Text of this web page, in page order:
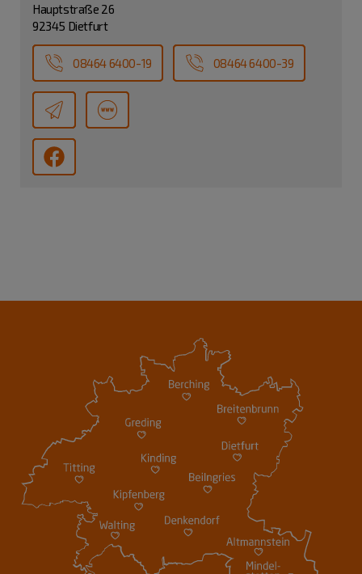
Hauptstraße 26
92345 Dietfurt
08464 6400-19 08464 6400-39